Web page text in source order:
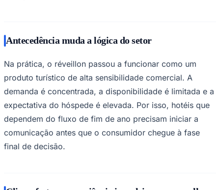
observada na última alta temporada. Levantamento
divulgado pela
Associação Brasileira da Indústria de
Hotéis do Rio Grande do Norteprojetou ocupação de
89,7% para o Réveillon 2026, acima dos 87%
registrados no ano anterior, reforçando a posição do
destino como um dos mais procurados do país nesse
período.
A atratividade do Nordeste no verão também aparece